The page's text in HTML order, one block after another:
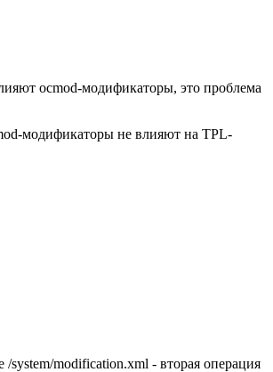
ocmod-модификаторы, это проблема
модификаторы не влияют на TPL-
modification.xml - вторая операция